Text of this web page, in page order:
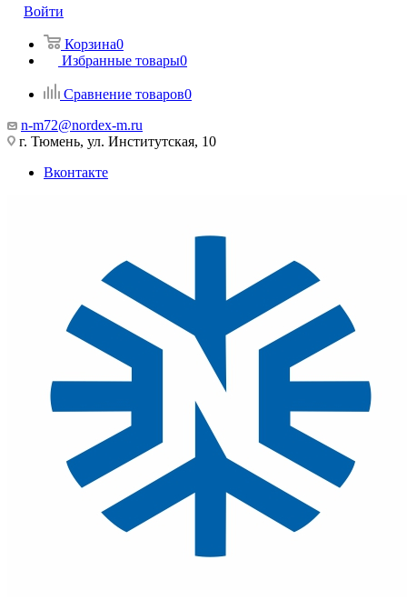
Войти
Корзина0
Избранные товары0
Сравнение товаров0
n-m72@nordex-m.ru
г. Тюмень, ул. Институтская, 10
Вконтакте